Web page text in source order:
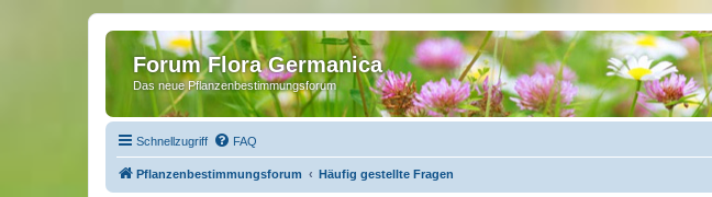
Forum Flora Germanica
Das neue Pflanzenbestimmungsforum
Schnellzugriff FAQ
Pflanzenbestimmungsforum Häufig gestellte Fragen